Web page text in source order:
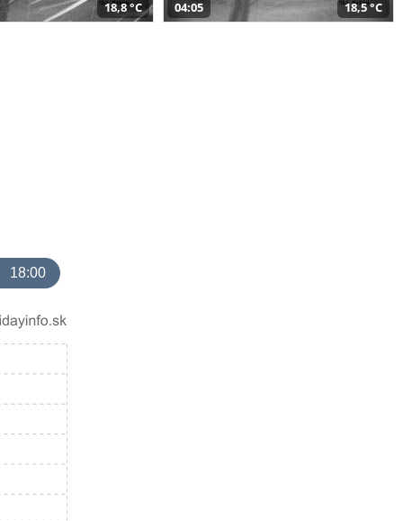
18,8 °C 04:05 18,5 °C
18:00